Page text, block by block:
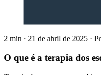
2 min · 21 de abril de 2025 ·
O que é a terapia dos